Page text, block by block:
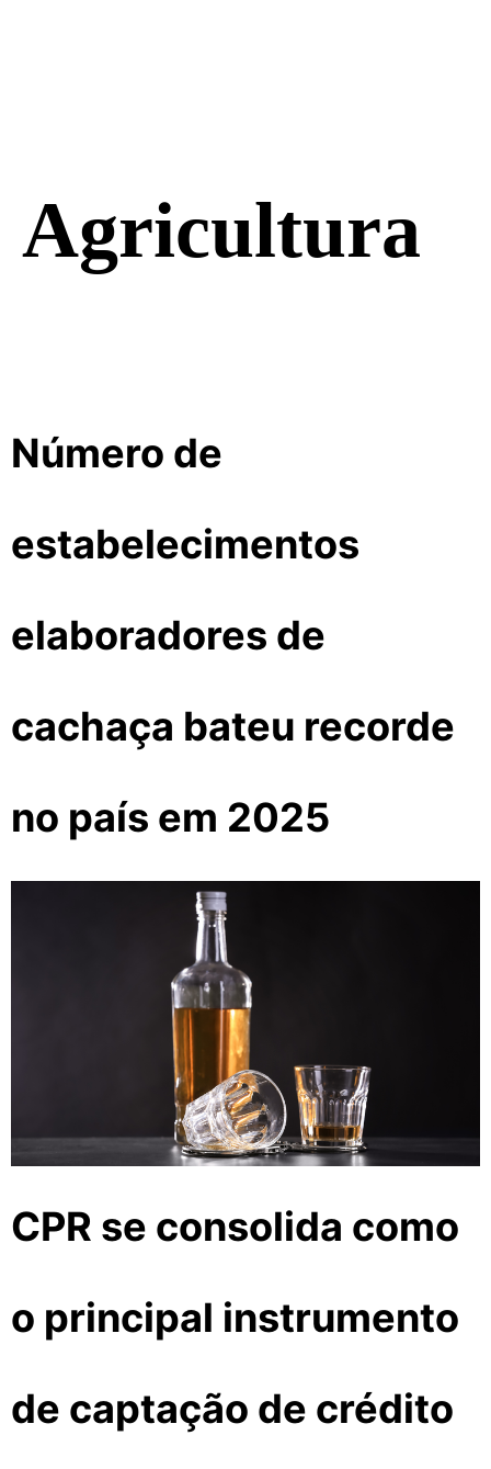
Agricultura
Número de
estabelecimentos
elaboradores de
cachaça bateu recorde
no país em 2025
CPR se consolida como
o principal instrumento
de captação de crédito